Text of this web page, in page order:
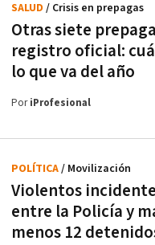
Otras siete
registro oficial:
lo que va del año
SALUD / Crisis en prepagas
PoriProfesional
Violentos
entre la Policía y
menos 12
POLÍTICA/ Movilización